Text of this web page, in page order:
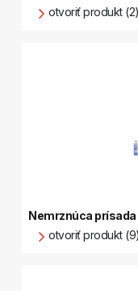
otvoriť produkt (2)
Nemrznúca
otvoriť produkt (9)